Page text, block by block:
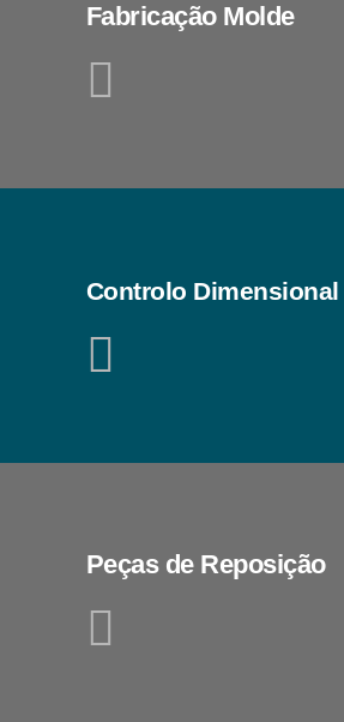
Fabricação Molde
Controlo Dimensional
Peças de Reposição